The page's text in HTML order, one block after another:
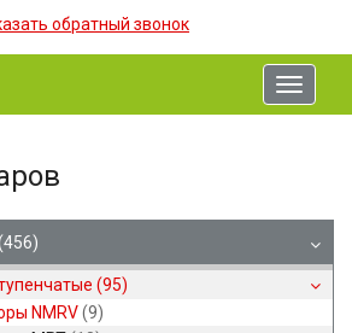
обратный звонок
Toggle
(95)
NMRV(9)